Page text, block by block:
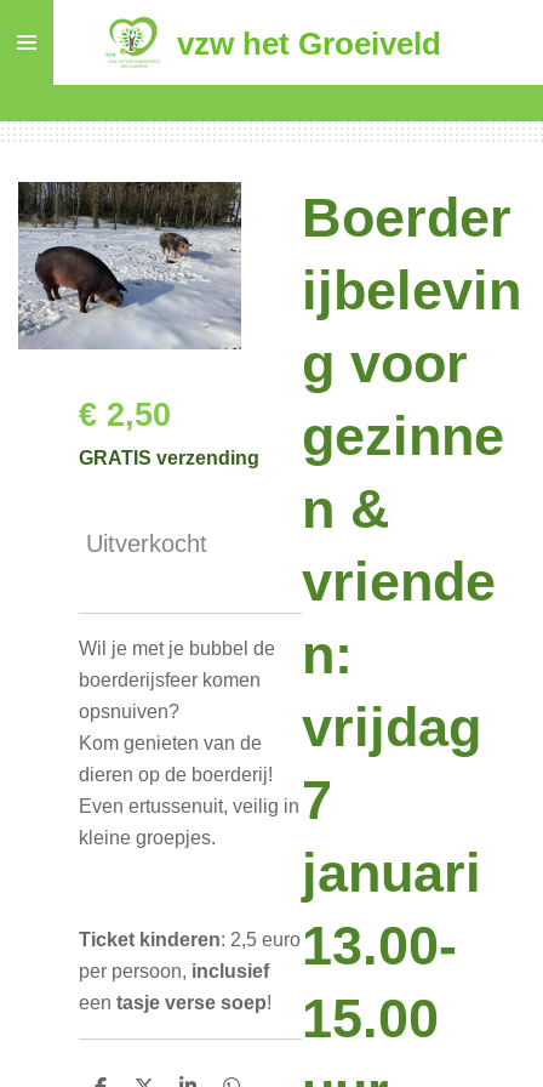
de
vzw het Groeiveld
Boerder
ijbelevin
g voor
gezinne
n &
vriende
n:
vrijdag
7
januari
13.00-
15.00
€ 2,50
GRATIS verzending
Uitverkocht
Wil je met je bubbel de
boerderijsfeer komen
opsnuiven?
Kom genieten van de
dieren op de boerderij!
Even ertussenuit, veilig in
kleine groepjes.
Ticket kinderen: 2,5 euro
per persoon, inclusief
een tasje verse soep!